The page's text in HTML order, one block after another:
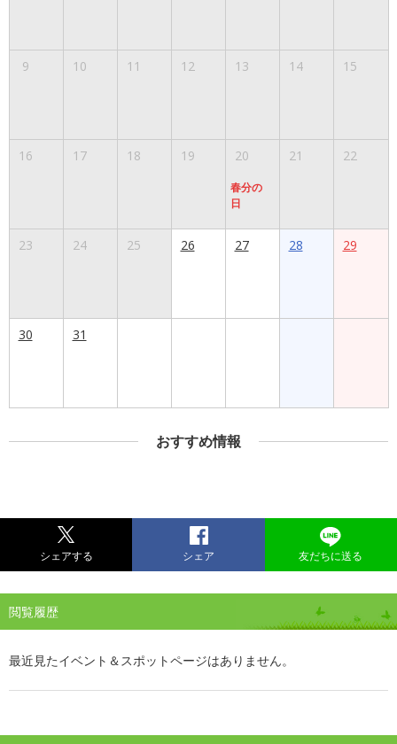
9 10 11 12 13 14 15
16 17 18 19 20
春分の
日
21 22
23 24 25 26 27 28 29
30 31
おすすめ情報
シェアする シェア 友だちに送る
閲覧履歴
最近見たイベント＆スポットページはありません。